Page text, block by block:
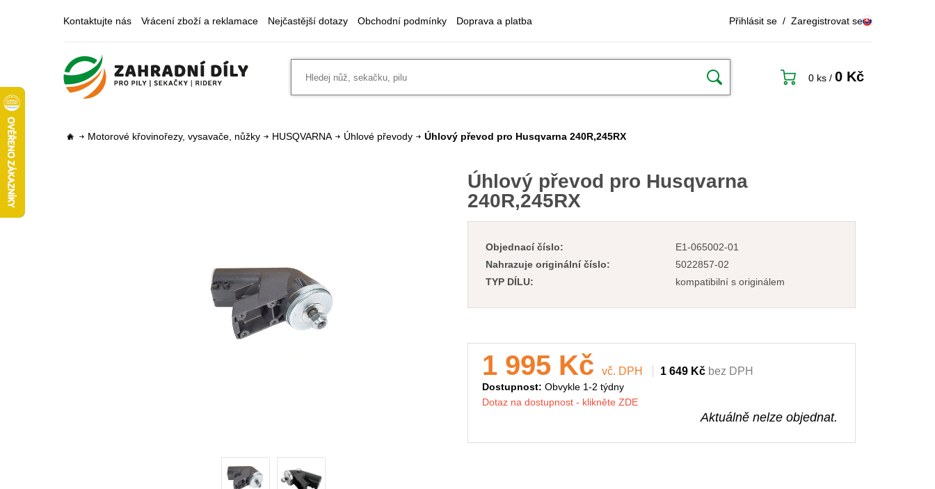
Kontaktujte nás Vrácení zboží a reklamace Nejčastější dotazy Obchodní podmínky Doprava a platba Přihlásit se / Zaregistrovat se
0 ks / 0 Kč
Motorové křovinořezy, vysavače, nůžky HUSQVARNA Úhlové převody Úhlový převod pro Husqvarna 240R,245RX
Úhlový převod pro Husqvarna
240R,245RX
Objednací číslo:
E1-065002-01
Nahrazuje originální číslo:
5022857-02
TYP DÍLU:
kompatibilní s originálem
1 995 Kč vč. DPH 1 649 Kč bez DPH
Dostupnost: Obvykle 1-2 týdny
Dotaz na dostupnost - klikněte ZDE
Aktuálně nelze objednat.